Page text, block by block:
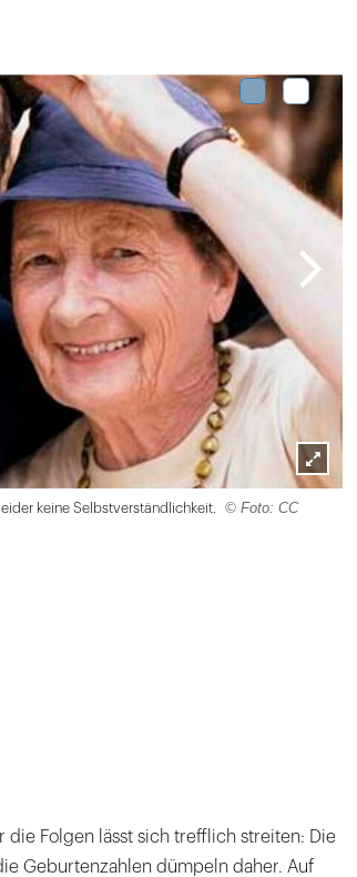
Lightbox
öffnen
keine Selbstverständlichkeit. © Foto: CC
die Folgen lässt sich trefflich streiten: Die
Geburtenzahlen dümpeln daher. Auf